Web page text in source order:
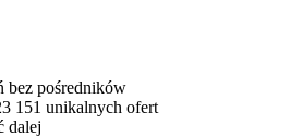
bez pośredników
151 unikalnych ofert
dalej